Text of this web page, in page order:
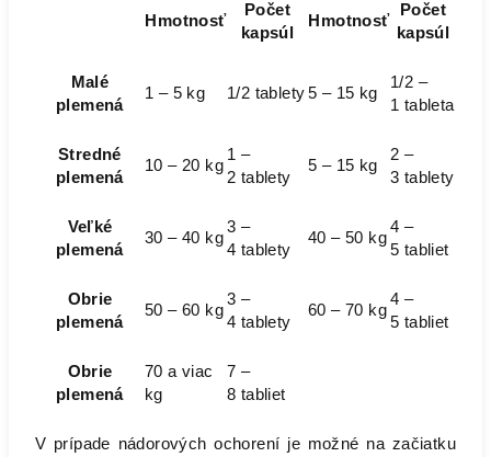
Hmotnosť
Počet
kapsúl
Hmotnosť
Počet
kapsúl
Malé
plemená
1 – 5 kg 1/2 tablety5 – 15 kg
1/2 –
1 tableta
Stredné
plemená
10 – 20 kg
1 –
2 tablety
5 – 15 kg
2 –
3 tablety
Veľké
plemená
30 – 40 kg
3 –
4 tablety
40 – 50 kg
4 –
5 tabliet
Obrie
plemená
50 – 60 kg
3 –
4 tablety
60 – 70 kg
4 –
5 tabliet
Obrie
plemená
70 a viac
kg
7 –
8 tabliet
V prípade nádorových ochorení je možné na začiatku